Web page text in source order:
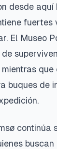
desde
fuertes
El Museo
buques de
continúa